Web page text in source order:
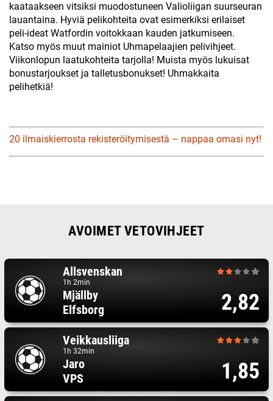
kaataakseen vitsiksi muodostuneen Valioliigan suurseuran
lauantaina. Hyviä pelikohteita ovat esimerkiksi erilaiset
peli-ideat Watfordin voitokkaan kauden jatkumiseen.
Katso myös muut mainiot Uhmapelaajien pelivihjeet.
Viikonlopun laatukohteita tarjolla! Muista myös lukuisat
bonustarjoukset ja talletusbonukset! Uhmakkaita
pelihetkiä!
20 ilmaiskierrosta rekisteröitymisestä – nappaa omasi nyt!
AVOIMET VETOVIHJEET
Allsvenskan
1h 2min
Mjällby
Elfsborg
2,82
Veikkausliiga
1h 32min
Jaro
VPS
1,85